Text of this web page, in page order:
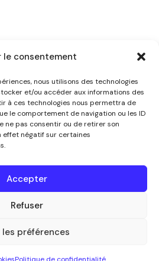
le consentement
nous utilisons des technologies
et/ou accéder aux informations des
à ces technologies nous permettra de
le comportement de navigation ou les ID
ne pas consentir ou de retirer son
effet négatif sur certaines
Accepter
Refuser
les préférences
international
MAGAZINE GROUP© 2013-